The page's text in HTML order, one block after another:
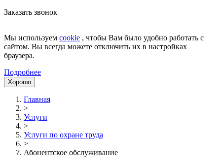
Заказать звонок
Мы используем cookie , чтобы Вам было удобно работать с
сайтом. Вы всегда можете отключить их в настройках
браузера.
Подробнее
Хорошо
Главная
>
Услуги
>
Услуги по охране труда
>
Абонентское обслуживание